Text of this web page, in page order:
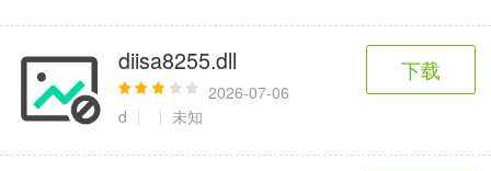
diisa8255.dll
2026-07-06
d
未知
下载